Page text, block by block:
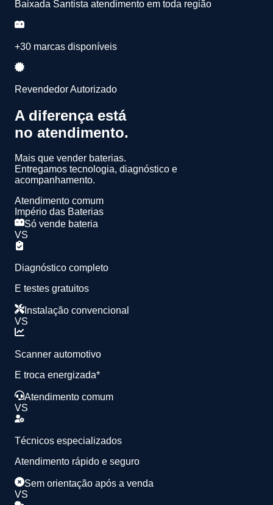
Baixada Santista atendimento em toda região
+30 marcas disponíveis
Revendedor Autorizado
A diferença está
no atendimento.
Mais que vender baterias.
Entregamos tecnologia, diagnóstico e
acompanhamento.
Atendimento comum
Império das Baterias
Só vende bateria
VS
Diagnóstico completo
E testes gratuitos
Instalação convencional
VS
Scanner automotivo
E troca energizada*
Atendimento comum
VS
Técnicos especializados
Atendimento rápido e seguro
Sem orientação após a venda
VS